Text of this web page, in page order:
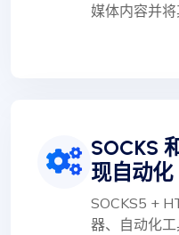
媒体内容并将
SOCKS
现自动化
SOCKS5 +
器、自动化